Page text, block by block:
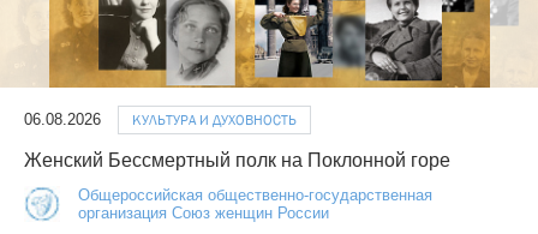
06.08.2026 КУЛЬТУРА И ДУХОВНОСТЬ
Женский Бессмертный полк на Поклонной горе
Общероссийская общественно-государственная
организация Союз женщин России